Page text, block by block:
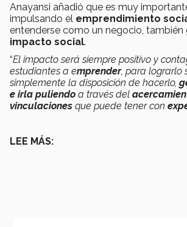
Anayansi añadió que es muy
impulsando el emprendimiento
entenderse como un negocio, también
impacto social.
“El impacto será siempre positivo y
estudiantes a emprender, para lograrlo
simplemente la disposición de hacerlo,
e irla puliendo a través del
vinculaciones que puede tener con
LEE MÁS: